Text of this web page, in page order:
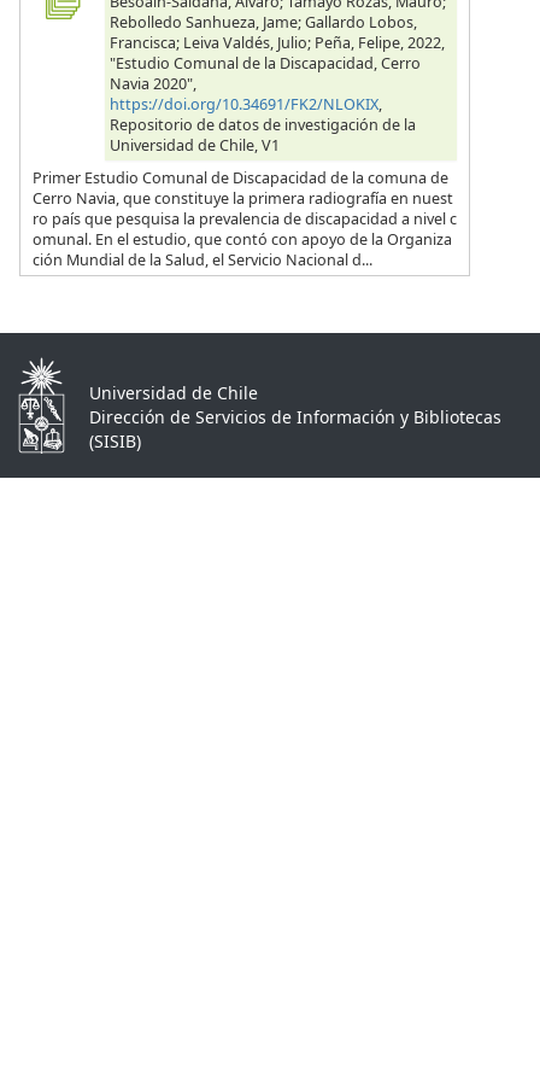
Rebolledo Sanhueza, Jame; Gallardo Lobos,
Francisca; Leiva Valdés, Julio; Peña, Felipe, 2022,
"Estudio Comunal de la Discapacidad, Cerro
Navia 2020",
https://doi.org/10.34691/FK2/NLOKIX,
Repositorio de datos de investigación de la
Universidad de Chile, V1
Primer Estudio Comunal de Discapacidad de la comuna de
Cerro Navia, que constituye la primera radiografía en nuest
ro país que pesquisa la prevalencia de discapacidad a nivel c
omunal. En el estudio, que contó con apoyo de la Organiza
ción Mundial de la Salud, el Servicio Nacional d...
Universidad de Chile
Dirección de Servicios de Información y Bibliotecas
(SISIB)